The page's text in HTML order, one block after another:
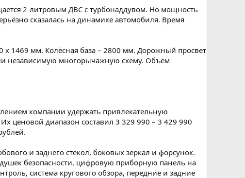
2-литровым ДВС с турбонаддувом. Но мощность
сказалась на динамике автомобиля. Время
х 1469 мм. Колёсная база – 2800 мм. Дорожный просвет
независимую многорычажную схему. Объём
компании удержать привлекательную
ценовой диапазон составил 3 329 990 – 3 429 990
и заднего стёкол, боковых зеркал и форсунок.
безопасности, цифровую приборную панель на
система кругового обзора, передние и задние